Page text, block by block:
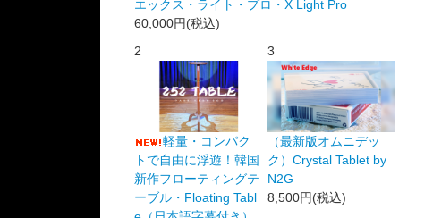
エックス・ライト・プロ・X Light Pro
60,000円(税込)
2
軽量・コンパク
トで自由に浮遊！韓国
新作フローティングテ
ーブル・Floating Tabl
3
（最新版オムニデッ
ク）Crystal Tablet by
N2G
8,500円(税込)